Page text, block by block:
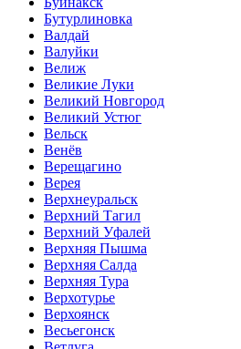
Бутурлиновка
Валдай
Валуйки
Велиж
Великие Луки
Великий Новгород
Великий Устюг
Вельск
Венёв
Верещагино
Верея
Верхнеуральск
Верхний Тагил
Верхний Уфалей
Верхняя Пышма
Верхняя Салда
Верхняя Тура
Верхотурье
Верхоянск
Весьегонск